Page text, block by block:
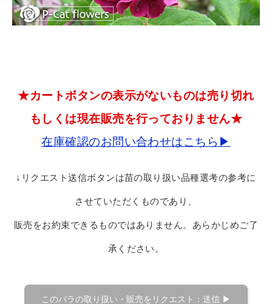
★カートボタンの表示がないものは売り切れ
もしくは現在販売を行っておりません★
在庫確認のお問い合わせはこちら▶
↓リクエスト送信ボタンは苗の取り扱い品種選考の参考に
させていただくものであり、
販売をお約束できるものではありません。あらかじめご了
承ください。